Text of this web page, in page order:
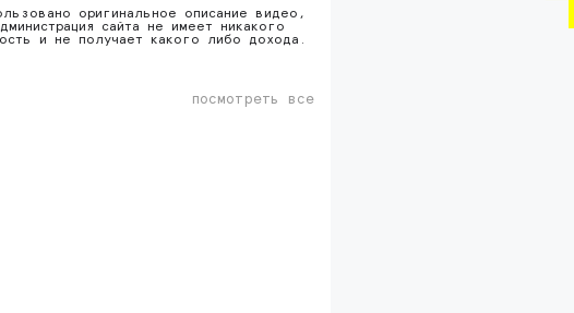
оригинальное описание видео,
сайта не имеет никакого
и не получает какого либо дохода.
посмотреть все